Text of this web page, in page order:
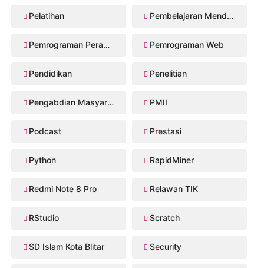
Pelatihan Pembelajaran Mendalam
Pemrograman Perangkat Bergerak Pemrograman Web
Pendidikan Penelitian
Pengabdian Masyarakat PMII
Podcast Prestasi
Python RapidMiner
Redmi Note 8 Pro Relawan TIK
RStudio Scratch
SD Islam Kota Blitar Security